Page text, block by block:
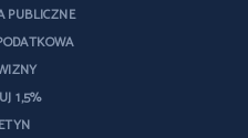
PUBLICZNE
1,5%